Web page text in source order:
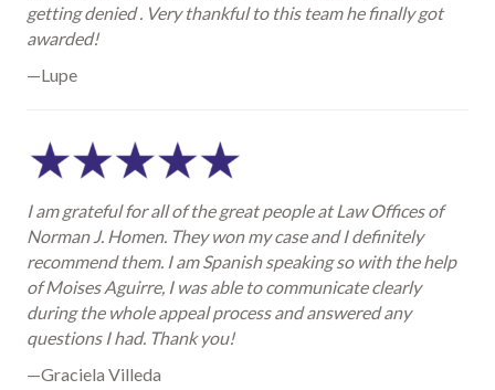
getting denied . Very thankful to this team he finally got
awarded!
—Lupe
I am grateful for all of the great people at Law Offices of
Norman J. Homen. They won my case and I definitely
recommend them. I am Spanish speaking so with the help
of Moises Aguirre, I was able to communicate clearly
during the whole appeal process and answered any
questions I had. Thank you!
—Graciela Villeda